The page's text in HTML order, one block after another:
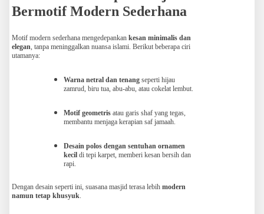
Bermotif Modern Sederhana
Motif modern sederhana mengedepankan kesan minimalis dan
elegan, tanpa meninggalkan nuansa islami. Berikut beberapa ciri
utamanya:
Warna netral dan tenang seperti hijau
zamrud, biru tua, abu-abu, atau cokelat lembut.
Motif geometris atau garis shaf yang tegas,
membantu menjaga kerapian saf jamaah.
Desain polos dengan sentuhan ornamen
kecil di tepi karpet, memberi kesan bersih dan
rapi.
Dengan desain seperti ini, suasana masjid terasa lebih modern
namun tetap khusyuk.